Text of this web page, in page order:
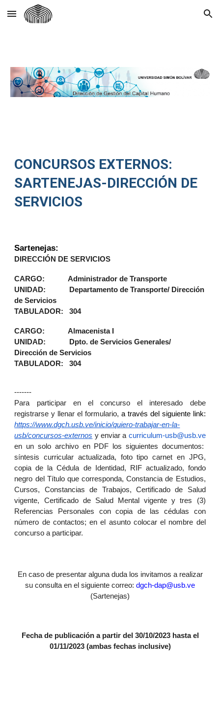
Skip to main content Skip to navigation
CONCURSOS EXTERNOS:
SARTENEJAS-DIRECCIÓN DE
SERVICIOS
Sartenejas:
DIRECCIÓN DE SERVICIOS
CARGO: Administrador de Transporte
UNIDAD: Departamento de Transporte/ Dirección
de Servicios
TABULADOR: 304
CARGO: Almacenista I
UNIDAD: Dpto. de Servicios Generales/
Dirección de Servicios
TABULADOR: 304
-------
Para participar en el concurso el interesado debe
registrarse y llenar el formulario, a través del siguiente link:
https://www.dgch.usb.ve/inicio/quiero-trabajar-en-la-
usb/concursos-externos y enviar a curriculum-usb@usb.ve
en un solo archivo en PDF los siguientes documentos:
síntesis curricular actualizada, foto tipo carnet en JPG,
copia de la Cédula de Identidad, RIF actualizado, fondo
negro del Título que corresponda, Constancia de Estudios,
Cursos, Constancias de Trabajos, Certificado de Salud
vigente, Certificado de Salud Mental vigente y tres (3)
Referencias Personales con copia de las cédulas con
número de contactos; en el asunto colocar el nombre del
concurso a participar.
En caso de presentar alguna duda los invitamos a realizar
su consulta en el siguiente correo: dgch-dap@usb.ve
(Sartenejas)
Fecha de publicación a partir del 30/10/2023 hasta el
01/11/2023 (ambas fechas inclusive)